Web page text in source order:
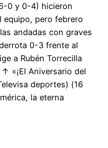
0 y 0-4) hicieron
equipo, pero febrero
andadas con graves
0-3 frente al
a Rubén Torrecilla
«¡El Aniversario del
deportes) (16
la eterna